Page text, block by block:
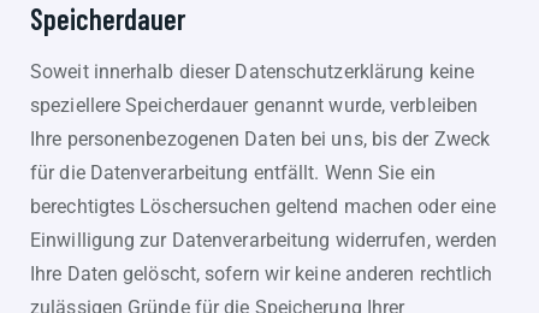
Speicherdauer
Soweit innerhalb dieser Datenschutzerklärung keine
speziellere Speicherdauer genannt wurde, verbleiben
Ihre personenbezogenen Daten bei uns, bis der Zweck
für die Datenverarbeitung entfällt. Wenn Sie ein
berechtigtes Löschersuchen geltend machen oder eine
Einwilligung zur Datenverarbeitung widerrufen, werden
Ihre Daten gelöscht, sofern wir keine anderen rechtlich
zulässigen Gründe für die Speicherung Ihrer